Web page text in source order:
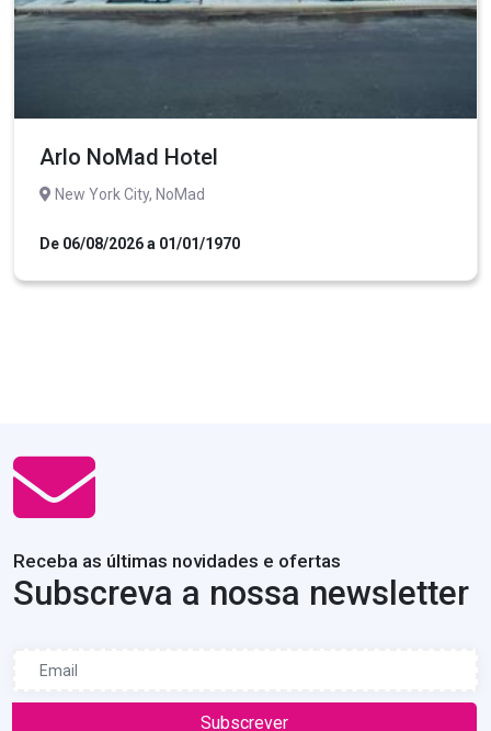
Arlo NoMad Hotel
New York City, NoMad
De 06/08/2026 a 01/01/1970
Receba as últimas novidades e ofertas
Subscreva a nossa newsletter
Subscrever